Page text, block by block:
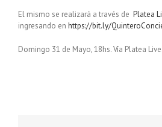
El mismo se realizará a través de Platea
ingresando en https://bit.ly/
Domingo 31 de Mayo, 18hs. Vía Platea Live.